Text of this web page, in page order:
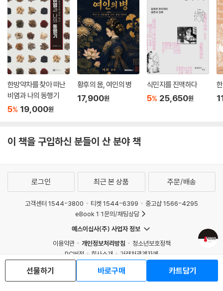
한방약차를 찾아 떠난
비염과 나의 동행기
5% 19,000원
황후의 몸, 여인의 병
17,900원
식민지를 진맥하다
5% 25,650원
이 책을 구입하신 분들이 산 분야 책
선물하기 바로구매 카트담기
로그인 최근 본 상품 주문/배송
고객센터 1544-3800 티켓 1544-6399
중고샵 1566-4295
eBook 1:1문의/채팅상담
예스이십사(주) 사업자 정보
이용약관
개인정보처리방침
청소년보호정책
PC버전
회사소개
거래처관계자께